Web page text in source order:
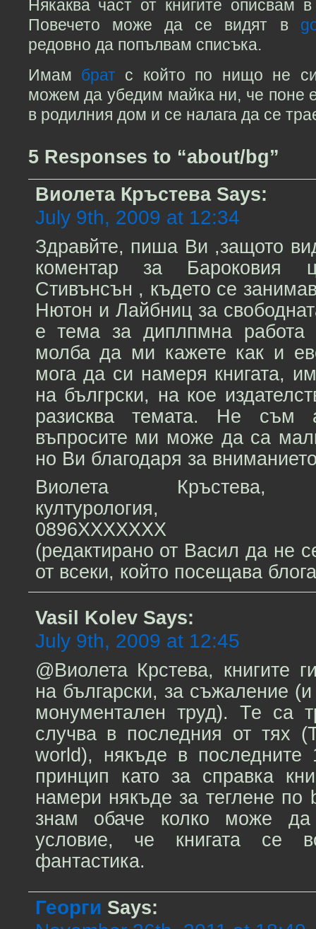
Някаква част от книгите описвам в
Повечето може да се видят в
редовно да попълвам списъка.
Имам брат с който по нищо не
можем да убедим майка ни, че поне
в родилния дом и се налага да се
5 Responses to “about/bg”
Виолета КръстеваSays:
July 9th, 2009 at 12:34
Здравйте, пиша Ви ,защото
коментар за Бароковия
Стивънсън , където се
Нютон и Лайбниц за
е тема за диплпмна
молба да ми кажете как и
мога да си намеря книгата,
на бългрски, на кое
разисква темата. Не съм
въпросите ми може да са
но Ви благодаря за
Виолета Кръстева,
културология,
0896XXXXXXX
(редактирано от Васил да не
от всеки, който посещава
Vasil KolevSays:
July 9th, 2009 at 12:45
@Виолета Крстева, книгите
на български, за съжаление
монументален труд). Те са
случва в последния от тях
world), някъде в последните
принцип като за справка
намери някъде за теглене по
знам обаче колко може
условие, че книгата се
фантастика.
Георги Says: